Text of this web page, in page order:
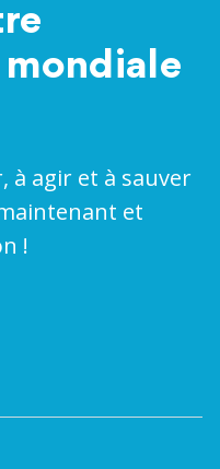
à agir et à sauver
et
!